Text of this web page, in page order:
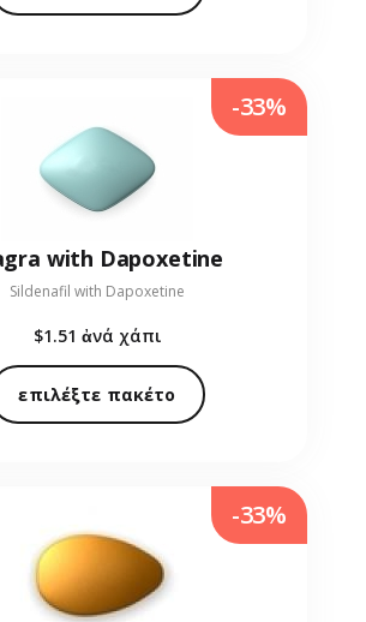
with Dapoxetine
Sildenafil with Dapoxetine
$1.51 ἀνά χάπι
επιλέξτε πακέτο
-33%
-33%